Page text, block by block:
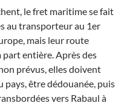
le fret maritime se fait
au transporteur au 1er
mais leur route
part entière. Après des
prévus, elles doivent
pays, être dédouanée, puis
vers Rabaul à